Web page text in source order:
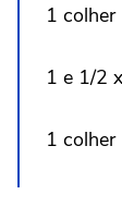
1 colher
1 e 1/2
1